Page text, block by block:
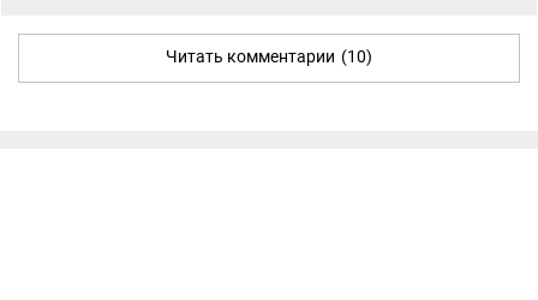
Читать комментарии (10)